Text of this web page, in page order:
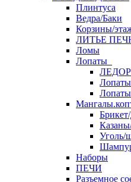
Плинтуса
Ведра/Баки
Корзины/
ЛИТЬЕ
Ломы
Лопаты
Уголь/
Наборы
ПЕЧИ
Разъемное